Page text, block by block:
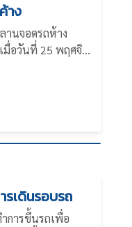
าง
านจอดรถห้าง
มื่อวันที่ 25 พฤศจิ...
เดินรอบรถ
การขึ้นรถเพื่อ